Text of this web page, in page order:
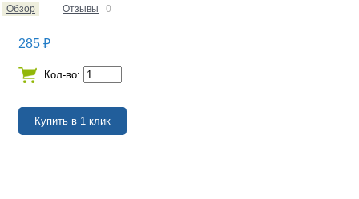
Обзор Отзывы 0
285 ₽
Кол-во: